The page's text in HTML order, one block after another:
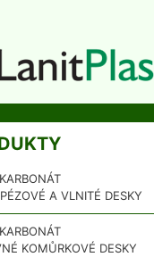
A VLNITÉ DESKY
KOMŮRKOVÉ DESKY